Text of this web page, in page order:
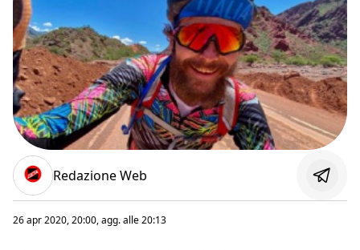
Redazione Web
26 apr 2020, 20:00, agg. alle20:13